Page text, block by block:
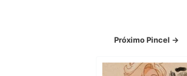
Próximo Pincel →